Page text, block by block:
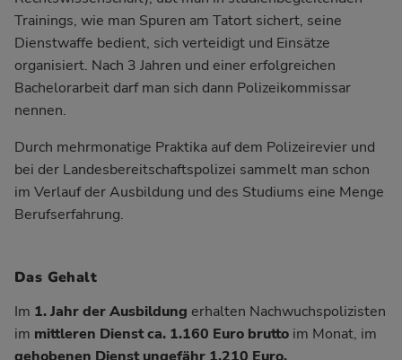
Trainings, wie man Spuren am Tatort sichert, seine
Dienstwaffe bedient, sich verteidigt und Einsätze
organisiert. Nach 3 Jahren und einer erfolgreichen
Bachelorarbeit darf man sich dann Polizeikommissar
nennen.
Durch mehrmonatige Praktika auf dem Polizeirevier und
bei der Landesbereitschaftspolizei sammelt man schon
im Verlauf der Ausbildung und des Studiums eine Menge
Berufserfahrung.
Das Gehalt
Im 1. Jahr der Ausbildung erhalten Nachwuchspolizisten
im mittleren Dienst ca. 1.160 Euro brutto im Monat, im